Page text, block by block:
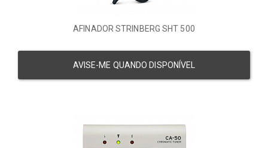
AFINADOR STRINBERG SHT 500
AVISE-ME QUANDO DISPONÍVEL